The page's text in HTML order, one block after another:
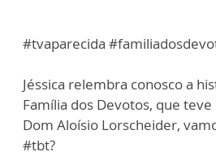
#tvaparecida
Jéssica relembra conosco a
Família dos Devotos, que
Dom Aloísio Lorscheider,
#tbt?